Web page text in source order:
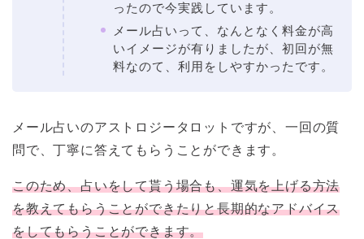
ったので今実践しています。
メール占いって、なんとなく料金が高
いイメージが有りましたが、初回が無
料なのて、利用をしやすかったです。
メール占いのアストロジータロットですが、一回の質
問で、丁寧に答えてもらうことができます。
このため、占いをして貰う場合も、運気を上げる方法
を教えてもらうことができたりと長期的なアドバイス
をしてもらうことができます。